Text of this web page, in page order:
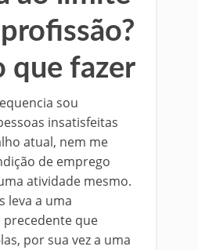
que fazer
sou
insatisfeitas
atual, nem me
de emprego
atividade mesmo.
leva a uma
precedente que
por sua vez a uma